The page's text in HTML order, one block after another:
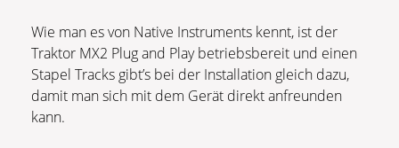
Wie man es von Native Instruments kennt, ist der
Traktor MX2 Plug and Play betriebsbereit und einen
Stapel Tracks gibt’s bei der Installation gleich dazu,
damit man sich mit dem Gerät direkt anfreunden
kann.